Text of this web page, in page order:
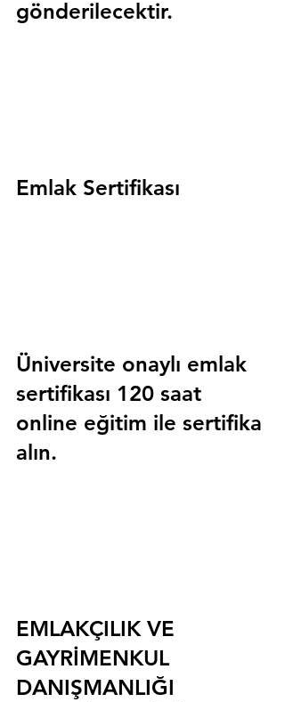
gönderilecektir.
Emlak Sertifikası
Üniversite onaylı emlak
sertifikası 120 saat
online eğitim ile sertifika
alın.
EMLAKÇILIK VE
GAYRİMENKUL
DANIŞMANLIĞI